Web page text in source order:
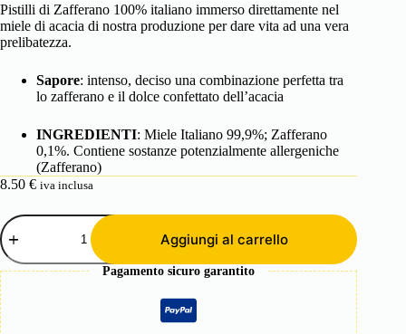
Pistilli di Zafferano 100% italiano immerso direttamente nel
miele di acacia di nostra produzione per dare vita ad una vera
prelibatezza.
Sapore: intenso, deciso una combinazione perfetta tra
lo zafferano e il dolce confettato dell’acacia
INGREDIENTI: Miele Italiano 99,9%; Zafferano
0,1%. Contiene sostanze potenzialmente allergeniche
(Zafferano)
8.50 € iva inclusa
Zafferano
in
Miele
Acacia
vaso
da
110g
quantità
Aggiungi al carrello
Pagamento sicuro garantito